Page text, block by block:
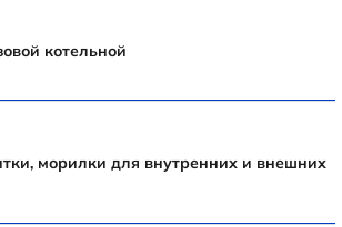
котельной
морилки для внутренних и внешних